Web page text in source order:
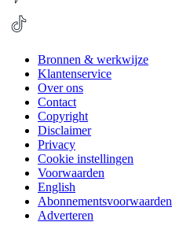
Bronnen & werkwijze
Klantenservice
Over ons
Contact
Copyright
Disclaimer
Privacy
Cookie instellingen
Voorwaarden
English
Abonnementsvoorwaarden
Adverteren